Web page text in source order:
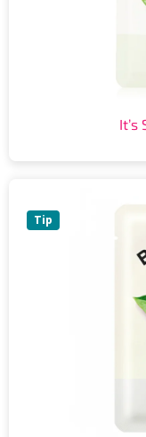
It’s
Tip